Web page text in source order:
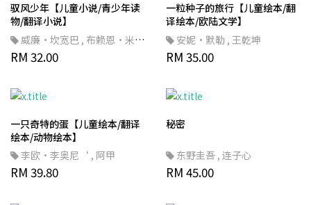
驭风少年【儿童小说/青少年读
物/翻译小说】
威廉·坎宽巴 , 布赖恩·米勒
,陈杰,假期就让孩子爱上阅
RM 32.00
一粒种子的旅行【儿童绘本/翻
译绘本/欧陆文学】
安妮·默勒 , 王乾坤
RM 35.00
一只奇特的蛋【儿童绘本/翻译
绘本/动物绘本】
李欧·李奥尼‘ , 阿甲
RM 39.80
秘密
东野圭吾 , 连子心
RM 45.00